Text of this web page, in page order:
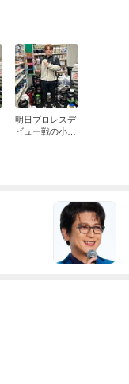
明日プロレスデ
ビュー戦の小藤